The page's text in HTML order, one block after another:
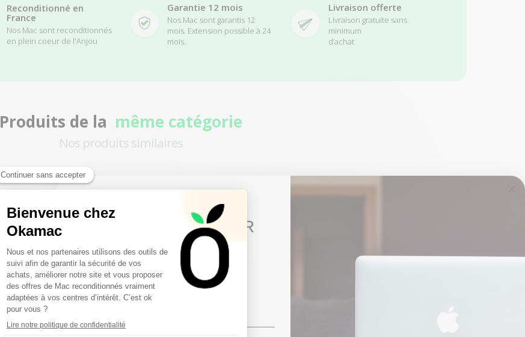
Reconditionné en
France
Nos Mac sont reconditionnés
en plein coeur de l'Anjou
Garantie 12 mois
Nos Mac sont garantis 12
mois. Extension possible à 24
mois.
Livraison offerte
Livraison gratuite sans
minimum
d’achat
Produits de la même catégorie
Nos produits similaires
10€ FREE ON YOUR
FIRST ORDER
Sign up to receive your discount.